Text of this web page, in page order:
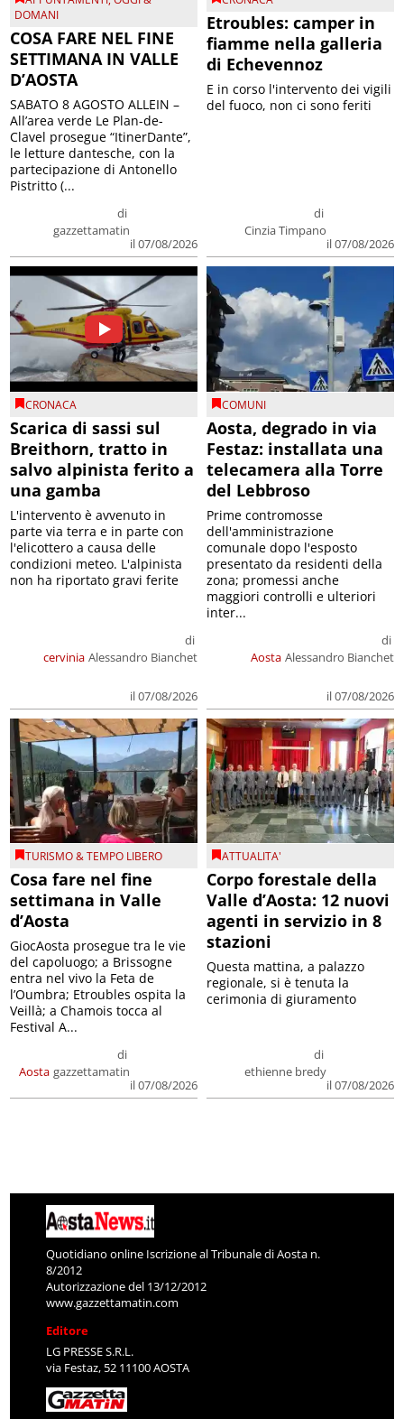
DOMANI
COSA FARE NEL FINE
SETTIMANA IN VALLE
D’AOSTA
di
gazzettamatin
il 07/08/2026
SABATO 8 AGOSTO ALLEIN –
All’area verde Le Plan-de-
Clavel prosegue “ItinerDante”,
le letture dantesche, con la
partecipazione di Antonello
Pistritto (...
Etroubles: camper in
fiamme nella galleria
di Echevennoz
di
Cinzia Timpano
il 07/08/2026
E in corso l'intervento dei vigili
del fuoco, non ci sono feriti
CRONACA
Scarica di sassi sul
Breithorn, tratto in
salvo alpinista ferito a
una gamba
cervinia
di
Alessandro Bianchet
il 07/08/2026
L'intervento è avvenuto in
parte via terra e in parte con
l'elicottero a causa delle
condizioni meteo. L'alpinista
non ha riportato gravi ferite
COMUNI
Aosta, degrado in via
Festaz: installata una
telecamera alla Torre
del Lebbroso
Aosta
di
Alessandro Bianchet
il 07/08/2026
Prime contromosse
dell'amministrazione
comunale dopo l'esposto
presentato da residenti della
zona; promessi anche
maggiori controlli e ulteriori
inter...
TURISMO & TEMPO LIBERO
Cosa fare nel fine
settimana in Valle
d’Aosta
Aosta
di
gazzettamatin
il 07/08/2026
GiocAosta prosegue tra le vie
del capoluogo; a Brissogne
entra nel vivo la Feta de
l’Oumbra; Etroubles ospita la
Veillà; a Chamois tocca al
Festival A...
ATTUALITA'
Corpo forestale della
Valle d’Aosta: 12 nuovi
agenti in servizio in 8
stazioni
di
ethienne bredy
il 07/08/2026
Questa mattina, a palazzo
regionale, si è tenuta la
cerimonia di giuramento
Quotidiano online Iscrizione al Tribunale di Aosta n.
8/2012
Autorizzazione del 13/12/2012
www.gazzettamatin.com
Editore
LG PRESSE S.R.L.
via Festaz, 52 11100 AOSTA